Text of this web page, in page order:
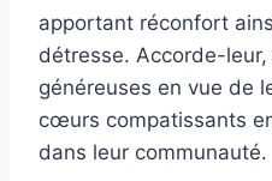
apportant réconfort
détresse. Accorde-
généreuses en vue de
cœurs compatissants
dans leur communauté.